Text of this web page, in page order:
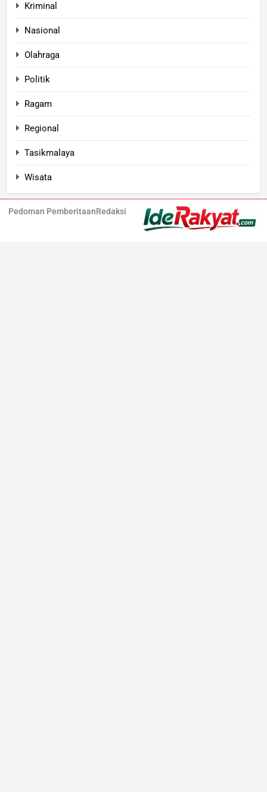
Kriminal
Nasional
Olahraga
Politik
Ragam
Regional
Tasikmalaya
Wisata
Pedoman PemberitaanRedaksi